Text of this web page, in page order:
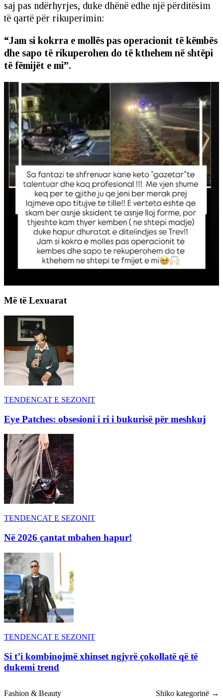
saj pas ndërhyrjes, duke dhënë edhe një përditësim
të qartë për rikuperimin:
“Jam si kokrra e mollës pas operacionit të këmbës
dhe sapo të rikuperohen do të kthehem në shtëpi
të fëmijët e mi”.
Më të Lexuarat
TENDENCAT E SEZONIT
Eye Patches: obsesioni i ri i bukurisë për meshkuj
TENDENCAT E SEZONIT
Në 2026 çantat mbahen hapur!
TENDENCAT E SEZONIT
Si t’i kombinojmë xhinset ngjyrë çokollatë që të
dukemi trend
Fashion & Beauty Shiko kategorinë →